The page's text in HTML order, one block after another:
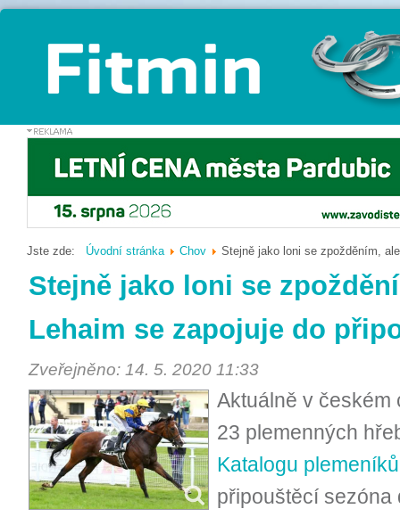
Jste zde: Úvodní stránka Chov Stejně jako loni se zpožděním,
Stejně jako loni se
Lehaim se zapojuje do
Zveřejněno: 14. 5. 2020 11:33
Aktuálně v
23 plemenných
Katalogu plemeníků
připouštěcí sezóna